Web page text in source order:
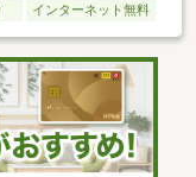
インターネット無料